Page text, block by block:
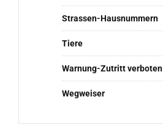
Strassen-Hausnummern
Tiere
Warnung-Zutritt verboten
Wegweiser